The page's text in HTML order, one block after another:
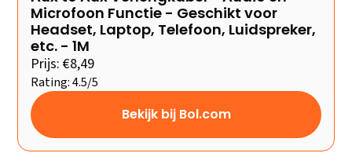
Microfoon Functie - Geschikt voor
Headset, Laptop, Telefoon, Luidspreker,
etc. - 1M
Prijs: €8,49
Rating: 4.5/5
Bekijk bij Bol.com